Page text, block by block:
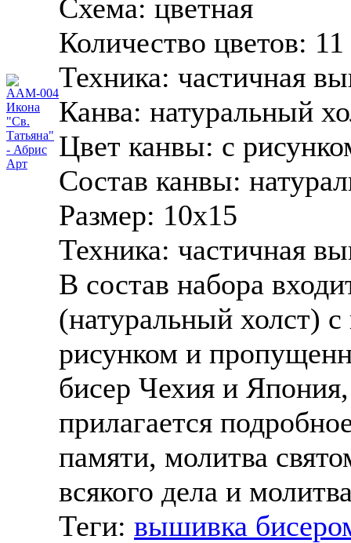
Схема: цветная
Количество цветов: 11
Техника: частичная
Канва: натуральный
Цвет канвы: с
Состав канвы:
Размер: 10х15
Техника: частичная
В состав набора
(натуральный холст)
рисунком и
бисер Чехия и
прилагается
памяти, молитва
всякого дела и
Теги: вышивка